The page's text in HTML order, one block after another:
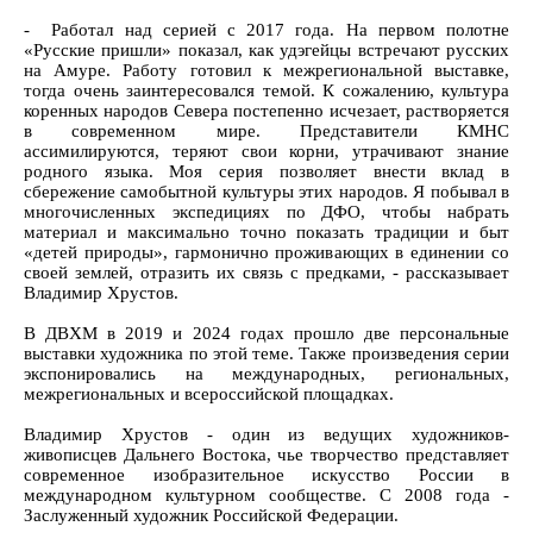
- Работал над серией с 2017 года. На первом полотне
«Русские пришли» показал, как удэгейцы встречают русских
на Амуре. Работу готовил к межрегиональной выставке,
тогда очень заинтересовался темой. К сожалению, культура
коренных народов Севера постепенно исчезает, растворяется
в современном мире. Представители КМНС
ассимилируются, теряют свои корни, утрачивают знание
родного языка. Моя серия позволяет внести вклад в
сбережение самобытной культуры этих народов. Я побывал в
многочисленных экспедициях по ДФО, чтобы набрать
материал и максимально точно показать традиции и быт
«детей природы», гармонично проживающих в единении со
своей землей, отразить их связь с предками, - рассказывает
Владимир Хрустов.
В ДВХМ в 2019 и 2024 годах прошло две персональные
выставки художника по этой теме. Также произведения серии
экспонировались на международных, региональных,
межрегиональных и всероссийской площадках.
Владимир Хрустов - один из ведущих художников-
живописцев Дальнего Востока, чье творчество представляет
современное изобразительное искусство России в
международном культурном сообществе. С 2008 года -
Заслуженный художник Российской Федерации.